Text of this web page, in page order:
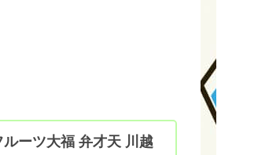
ーツ大福 弁才天 川越